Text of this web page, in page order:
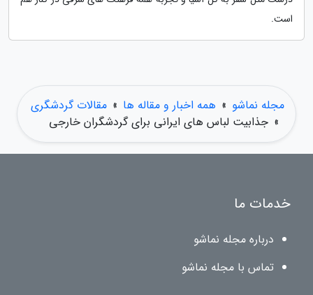
است.
مجله نماشو » همه اخبار و مقاله ها » مقالات گردشگری
» جذابیت لباس های ایرانی برای گردشگران خارجی
خدمات ما
درباره مجله نماشو
تماس با مجله نماشو